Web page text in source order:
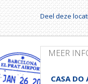
Deel deze
MEER
CASA DO